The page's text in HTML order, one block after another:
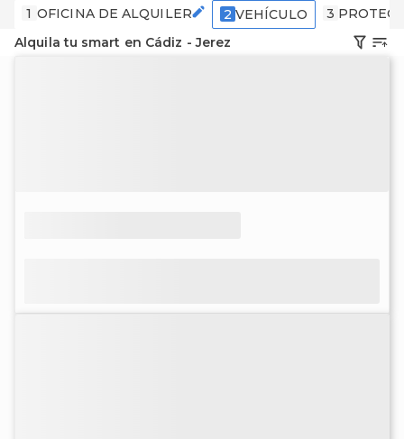
1 OFICINA DE ALQUILER 2 VEHÍCULO 3
Alquila tu smart en Cádiz - Jerez